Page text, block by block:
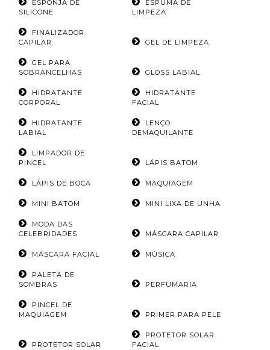
ESPONJA DE
SILICONE
ESPUMA DE
LIMPEZA
FINALIZADOR
CAPILAR
GEL DE LIMPEZA
GEL PARA
SOBRANCELHAS
GLOSS LABIAL
HIDRATANTE
CORPORAL
HIDRATANTE
FACIAL
HIDRATANTE
LABIAL
LENÇO
DEMAQUILANTE
LIMPADOR DE
PINCEL
LÁPIS BATOM
LÁPIS DE BOCA MAQUIAGEM
MINI BATOM MINI LIXA DE UNHA
MODA DAS
CELEBRIDADES
MÁSCARA CAPILAR
MÁSCARA FACIAL MÚSICA
PALETA DE
SOMBRAS
PERFUMARIA
PINCEL DE
MAQUIAGEM
PRIMER PARA PELE
PROTETOR SOLAR
PROTETOR SOLAR
FACIAL